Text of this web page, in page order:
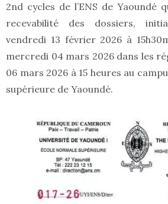
2nd cycles de l’ENS de Yaoundé
recevabilité des dossiers,
vendredi 13 février 2026 à
mercredi 04 mars 2026 dans les
06 mars 2026 à 15 heures au
supérieure de Yaoundé.